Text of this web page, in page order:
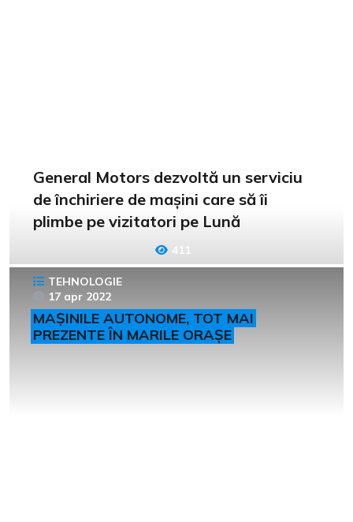
General Motors dezvoltă un serviciu
de închiriere de mașini care să îi
plimbe pe vizitatori pe Lună
411
TEHNOLOGIE
17 apr 2022
MAȘINILE AUTONOME, TOT MAI
PREZENTE ÎN MARILE ORAȘE